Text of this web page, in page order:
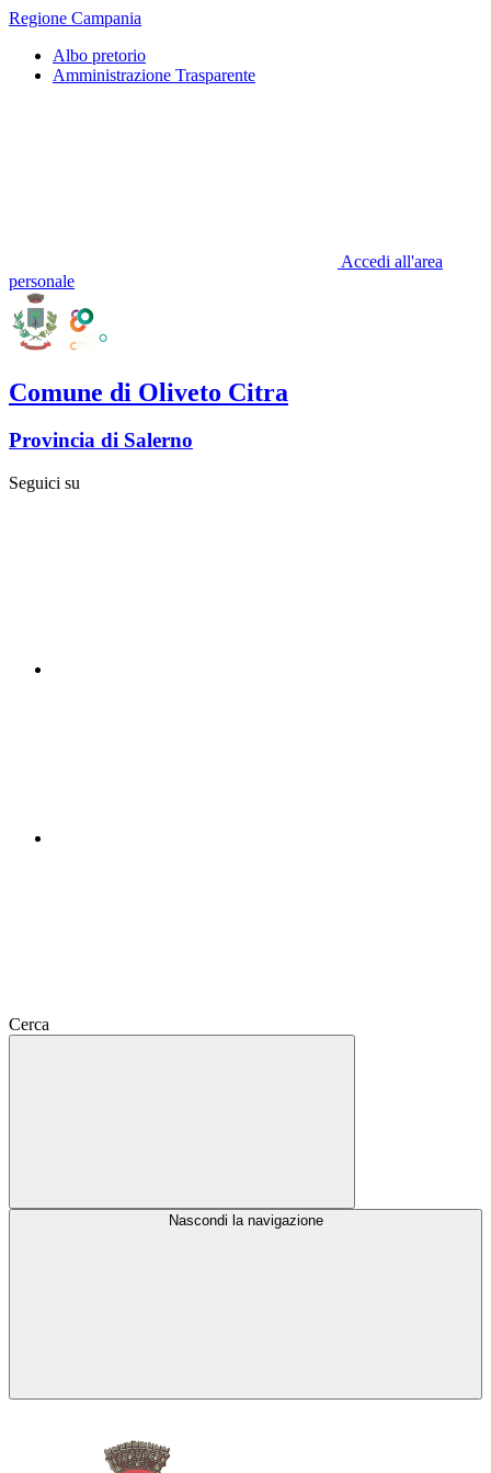
Regione Campania
Albo pretorio
Amministrazione Trasparente
Accedi all'area
personale
Comune di Oliveto Citra
Provincia di Salerno
Seguici su
Cerca
Nascondi la navigazione